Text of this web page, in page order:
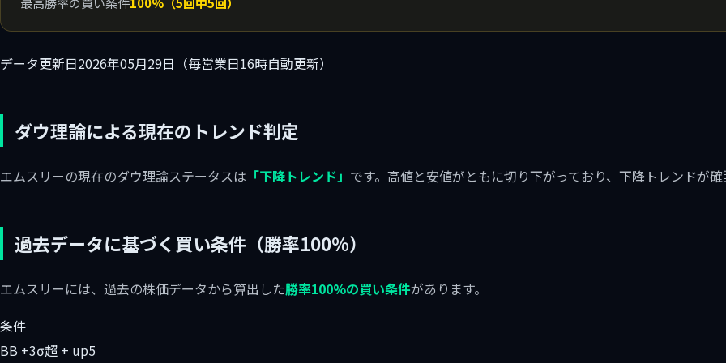
データ更新日2026年05月29日（毎営業日16時自動更新）
ダウ理論による現在のトレンド判定
エムスリーの現在のダウ理論ステータスは 「下降トレンド」 です。高値と安値がともに切り下がっており、下降トレンドが確
過去データに基づく買い条件（勝率100%）
エムスリーには、過去の株価データから算出した勝率100%の買い条件があります。
条件
BB +3σ超 + up5